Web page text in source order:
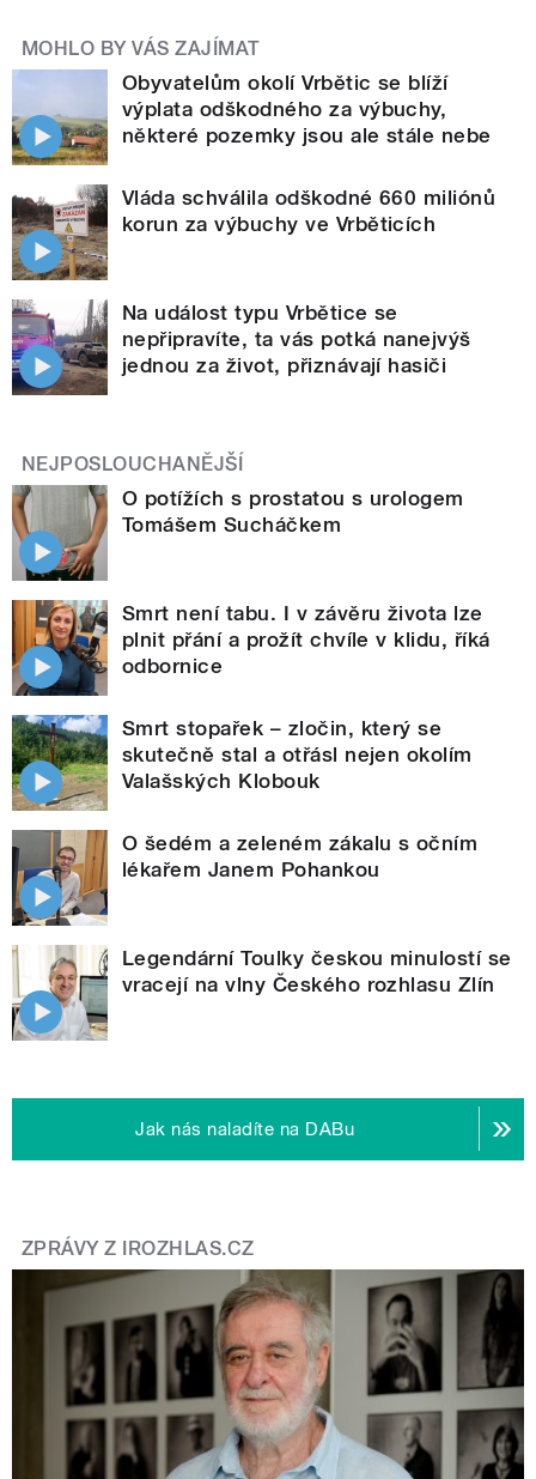
MOHLO BY VÁS ZAJÍMAT
Obyvatelům okolí Vrbětic se blíží
výplata odškodného za výbuchy,
některé pozemky jsou ale stále nebe
Vláda schválila odškodné 660 miliónů
korun za výbuchy ve Vrběticích
Na událost typu Vrbětice se
nepřipravíte, ta vás potká nanejvýš
jednou za život, přiznávají hasiči
NEJPOSLOUCHANĚJŠÍ
O potížích s prostatou s urologem
Tomášem Sucháčkem
Smrt není tabu. I v závěru života lze
plnit přání a prožít chvíle v klidu, říká
odbornice
Smrt stopařek – zločin, který se
skutečně stal a otřásl nejen okolím
Valašských Klobouk
O šedém a zeleném zákalu s očním
lékařem Janem Pohankou
Legendární Toulky českou minulostí se
vracejí na vlny Českého rozhlasu Zlín
Jak nás naladíte na DABu
ZPRÁVY Z IROZHLAS.CZ